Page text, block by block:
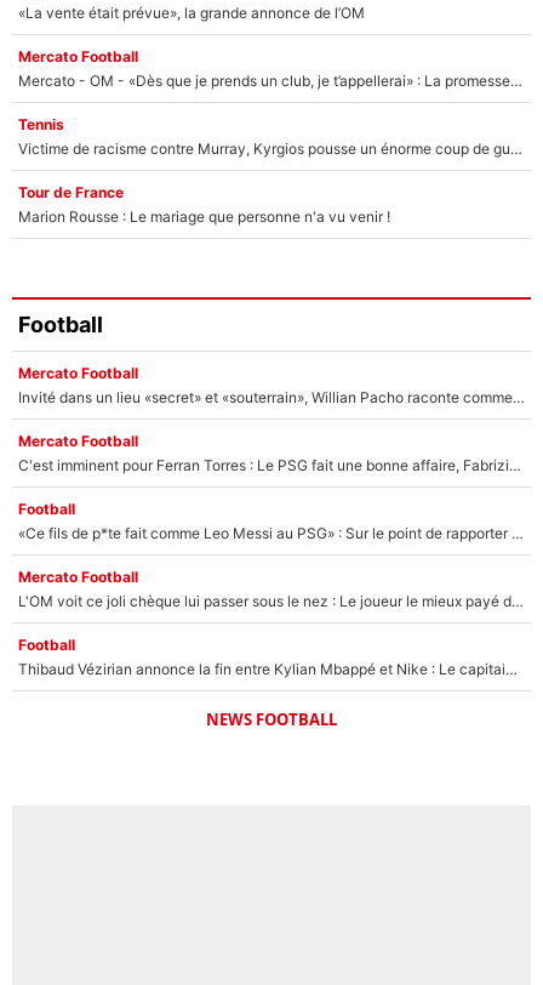
«La vente était prévue», la grande annonce de l’OM
Mercato Football
Mercato - OM - «Dès que je prends un club, je t’appellerai» : La promesse de Marcelino au moment de claquer la porte
Tennis
Victime de racisme contre Murray, Kyrgios pousse un énorme coup de gueule !
Tour de France
Marion Rousse : Le mariage que personne n'a vu venir !
Football
Mercato Football
Invité dans un lieu «secret» et «souterrain», Willian Pacho raconte comment il a négocié son transfert au PSG !
Mercato Football
C'est imminent pour Ferran Torres : Le PSG fait une bonne affaire, Fabrizio Romano révèle le vrai prix du joueur !
Football
«Ce fils de p*te fait comme Leo Messi au PSG» : Sur le point de rapporter gros à l'OM, Facundo Medina raconte son clash avec des supporters !
Mercato Football
L'OM voit ce joli chèque lui passer sous le nez : Le joueur le mieux payé du club refuse de partir, son transfert est annulé à la dernière minute !
Football
Thibaud Vézirian annonce la fin entre Kylian Mbappé et Nike : Le capitaine de l'équipe de France lui répond sur Instagram !
NEWS FOOTBALL